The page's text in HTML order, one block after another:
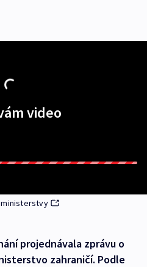
video
ministerstvy
projednávala zprávu o
zahraničí. Podle